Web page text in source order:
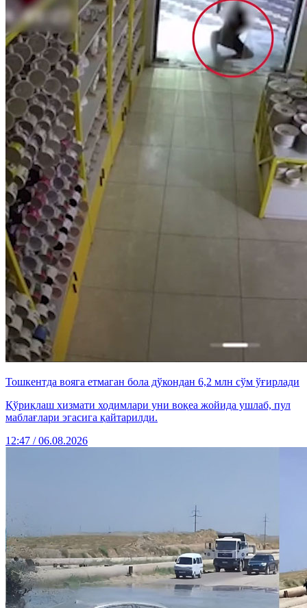
Тошкентда вояга етмаган бола дўкондан 6,2 млн сўм ўғирлади
Қўриқлаш хизмати ходимлари уни воқеа жойида ушлаб, пул
маблағлари эгасига қайтарилди.
12:47 / 06.08.2026